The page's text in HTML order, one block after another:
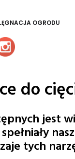
OGRODU
do
jest
tych